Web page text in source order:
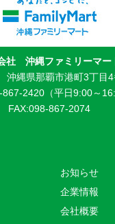
社 沖縄ファミリーマー
縄県那覇市港町3丁目4
2420（平日9:00～
FAX:098-867-2074
お知らせ
企業情報
会社概要